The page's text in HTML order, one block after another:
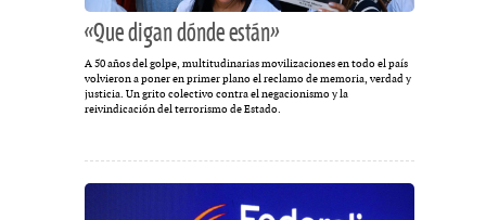
«Que digan dónde están»
A 50 años del golpe, multitudinarias movilizaciones en todo el país
volvieron a poner en primer plano el reclamo de memoria, verdad y
justicia. Un grito colectivo contra el negacionismo y la
reivindicación del terrorismo de Estado.